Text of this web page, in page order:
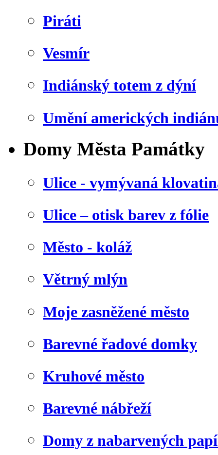
Piráti
Vesmír
Indiánský totem z dýní
Umění amerických
Domy Města Památky
Ulice - vymývaná
Ulice – otisk barev z fólie
Město - koláž
Větrný mlýn
Moje zasněžené město
Barevné řadové domky
Kruhové město
Barevné nábřeží
Domy z nabarvených